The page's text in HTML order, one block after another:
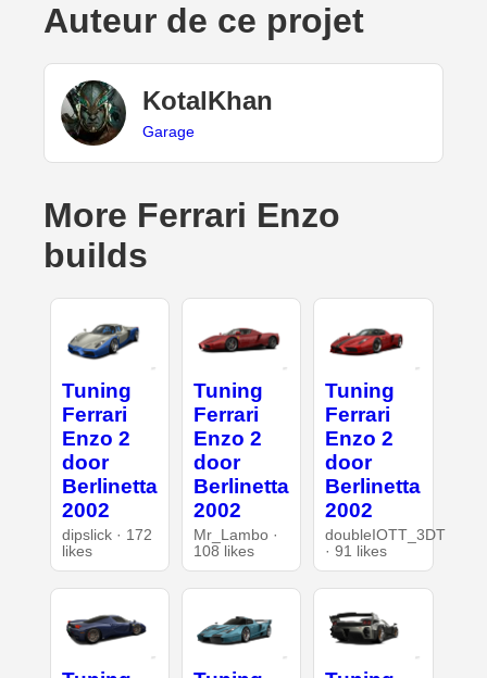
Auteur de ce projet
KotalKhan
Garage
More Ferrari Enzo
builds
Tuning
Ferrari
Enzo 2
door
Berlinetta
2002
dipslick · 172
likes
Tuning
Ferrari
Enzo 2
door
Berlinetta
2002
Mr_Lambo ·
108 likes
Tuning
Ferrari
Enzo 2
door
Berlinetta
2002
doubleIOTT_3DT
· 91 likes